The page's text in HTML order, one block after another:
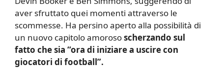
aver sfruttato quei momenti attraverso le
scommesse. Ha persino aperto alla possibilità di
un nuovo capitolo amorososcherzando sul
fatto che sia “ora di iniziare a uscire con
giocatori di football”.